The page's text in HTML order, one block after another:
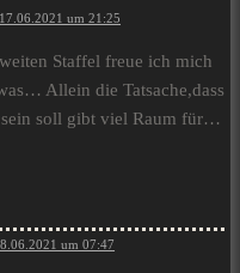
17.06.2021 um 21:25
Staffel freue ich mich
Allein die Tatsache,dass
soll gibt viel Raum für…
um 07:47